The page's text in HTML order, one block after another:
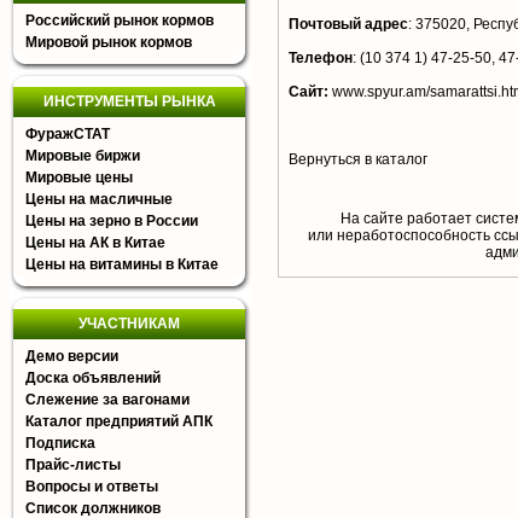
Российский рынок кормов
Мировой рынок кормов
ИНСТРУМЕНТЫ РЫНКА
ФуражСТАТ
Мировые биржи
Мировые цены
Цены на масличные
Цены на зерно в России
Цены на АК в Китае
Цены на витамины в Китае
УЧАСТНИКАМ
Демо версии
Доска объявлений
Слежение за вагонами
Каталог предприятий АПК
Подписка
Прайс-листы
Вопросы и ответы
Список должников
Почтовый адрес: 375020,
Телефон: (10 374 1) 47-25-50,
Сайт: www.spyur.am/
Вернуться в каталог
На сайте работает
или неработоспособность